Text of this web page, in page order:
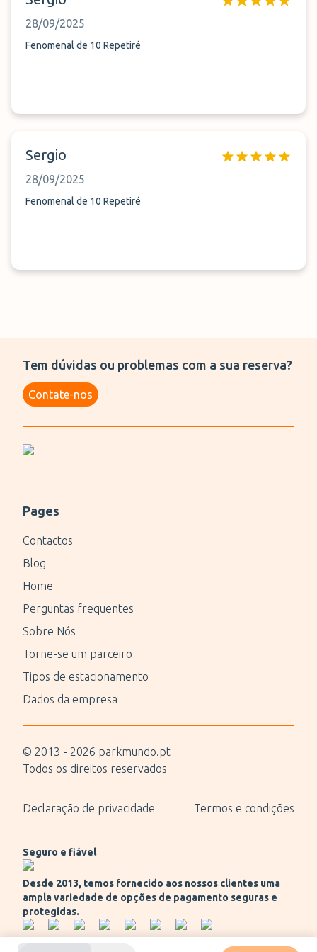
28/09/2025
Fenomenal de 10 Repetiré
Sergio
28/09/2025
Fenomenal de 10 Repetiré
Tem dúvidas ou problemas com a sua reserva?
Contate-nos
Pages
Contactos
Blog
Home
Perguntas frequentes
Sobre Nós
Torne-se um parceiro
Tipos de estacionamento
Dados da empresa
© 2013 - 2026 parkmundo.pt
Todos os direitos reservados
Declaração de privacidade Termos e condições
Seguro e fiável
Desde 2013, temos fornecido aos nossos clientes uma
ampla variedade de opções de pagamento seguras e
protegidas.